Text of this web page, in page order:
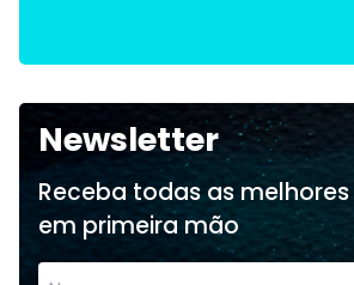
Newsletter
Receba todas as
em primeira mão